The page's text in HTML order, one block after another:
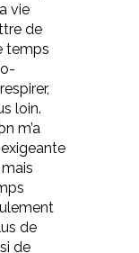
vie
de
temps
loin.
m’a
de
de